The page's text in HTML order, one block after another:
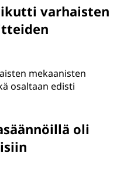
varhaisten
mekaanisten
osaltaan edisti
oli